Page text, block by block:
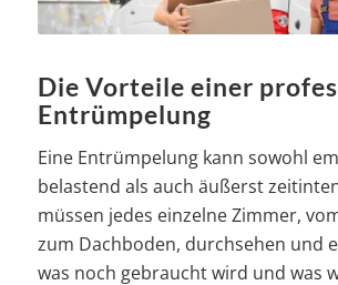
Die Vorteile einer
Entrümpelung
Eine Entrümpelung kann sowohl
belastend als auch äußerst
müssen jedes einzelne Zimmer,
zum Dachboden, durchsehen und
was noch gebraucht wird und was